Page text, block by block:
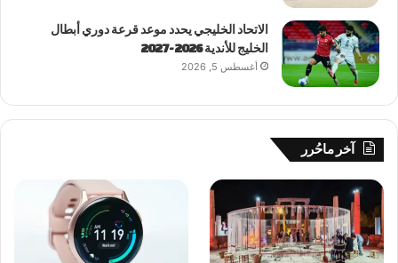
الاتحاد الخليجي يحدد موعد قرعة دوري أبطال
الخليج للأندية 2026-2027
أغسطس 5, 2026
آخر ماحُرر